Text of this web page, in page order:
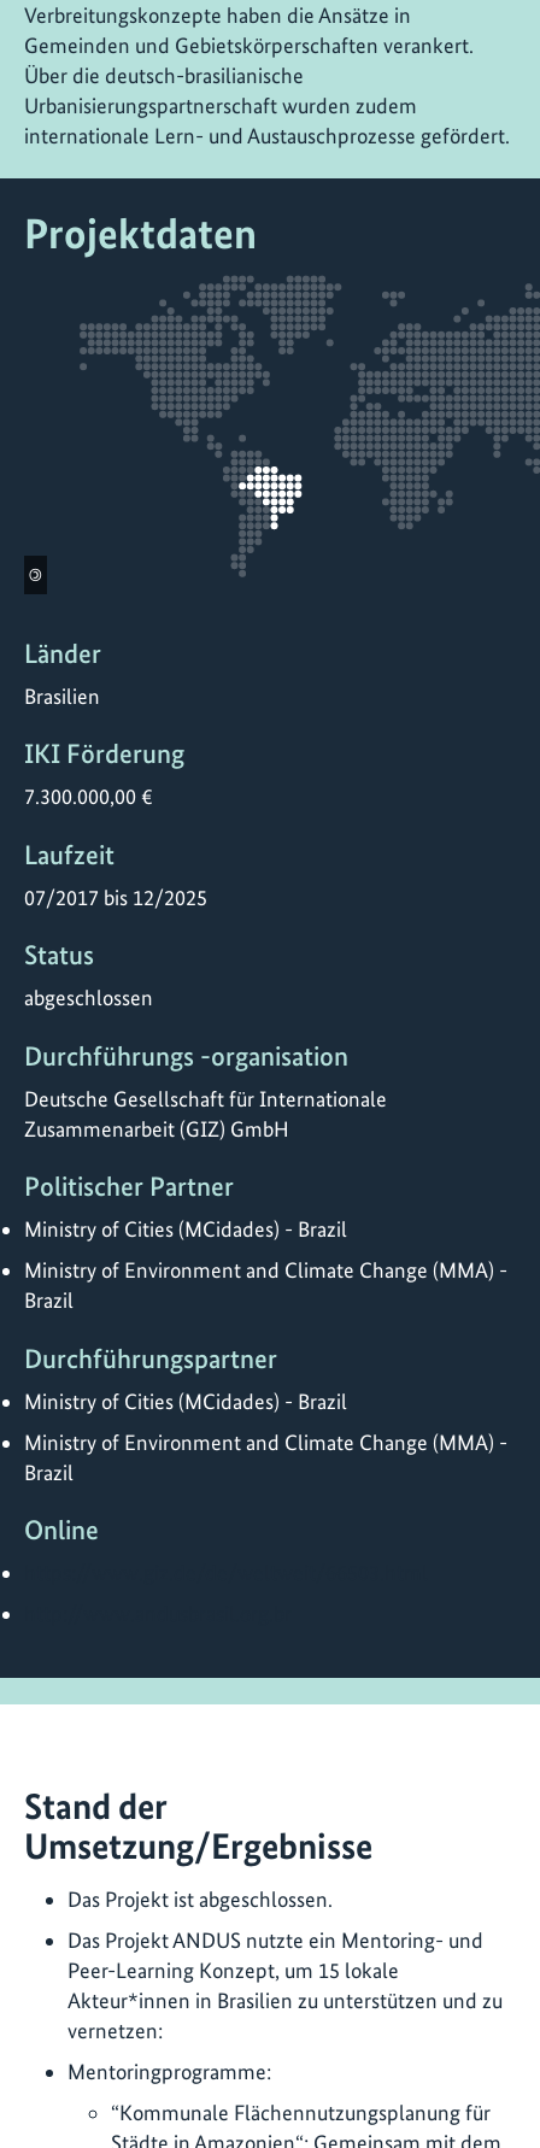
Verbreitungskonzepte haben die Ansätze in
Gemeinden und Gebietskörperschaften verankert.
Über die deutsch-brasilianische
Urbanisierungspartnerschaft wurden zudem
internationale Lern- und Austauschprozesse gefördert.
Projektdaten
©
Länder
Brasilien
IKI Förderung
7.300.000,00 €
Laufzeit
07/2017 bis 12/2025
Status
abgeschlossen
Durchführungs -organisation
Deutsche Gesellschaft für Internationale
Zusammenarbeit (GIZ) GmbH
Politischer Partner
Ministry of Cities (MCidades) - Brazil
Ministry of Environment and Climate Change (MMA) -
Brazil
Durchführungspartner
Ministry of Cities (MCidades) - Brazil
Ministry of Environment and Climate Change (MMA) -
Brazil
Online
Stand der
Umsetzung/Ergebnisse
Das Projekt ist abgeschlossen.
Das Projekt ANDUS nutzte ein Mentoring- und
Peer-Learning Konzept, um 15 lokale
Akteur*innen in Brasilien zu unterstützen und zu
vernetzen:
Mentoringprogramme:
“Kommunale Flächennutzungsplanung für
Städte in Amazonien“: Gemeinsam mit dem